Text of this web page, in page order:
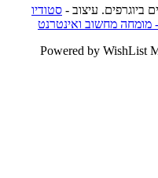
סטודיו
מומחה מחשוב ואינטרנט
Powered by WishList